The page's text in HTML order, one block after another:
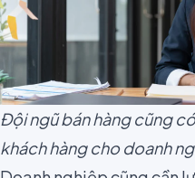
Đội ngũ bán hàng cũng
khách hàng cho doanh